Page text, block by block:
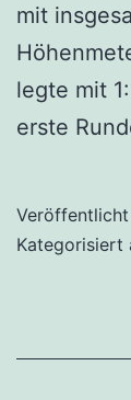
mit
legte mit
erste
Veröffentlicht
Kategorisiert